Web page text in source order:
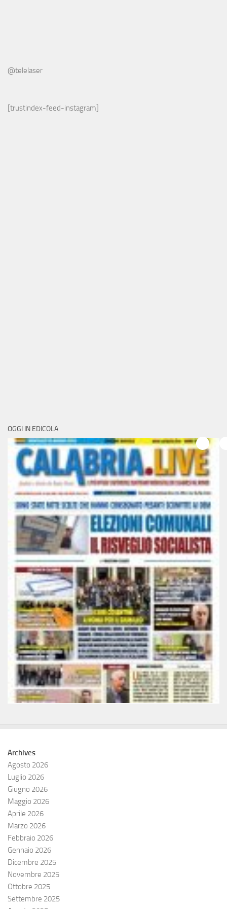
@telelaser
[trustindex-feed-instagram]
OGGI IN EDICOLA
Archives
Agosto 2026
Luglio 2026
Giugno 2026
Maggio 2026
Aprile 2026
Marzo 2026
Febbraio 2026
Gennaio 2026
Dicembre 2025
Novembre 2025
Ottobre 2025
Settembre 2025